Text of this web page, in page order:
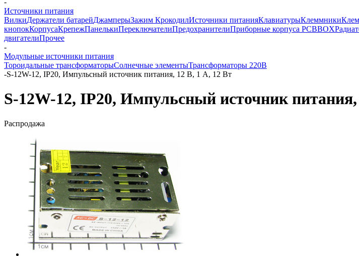
-
Источники питания
ВилкиДержатели батарейДжамперыЗажим КрокодилИсточники питанияКлавиатурыКлеммники
кнопокКорпусаКрепежПанелькиПереключателиПредохранителиПриборные корпуса PCBBOX
двигателиПрочее
-
Модульные источники питания
Тороидальные трансформаторыСолнечные элементыТрансформаторы 220В
-S-12W-12, IP20, Импульсный источник питания, 12 В, 1 А, 12 Вт
S-12W-12, IP20, Импульсный источник
Распродажа